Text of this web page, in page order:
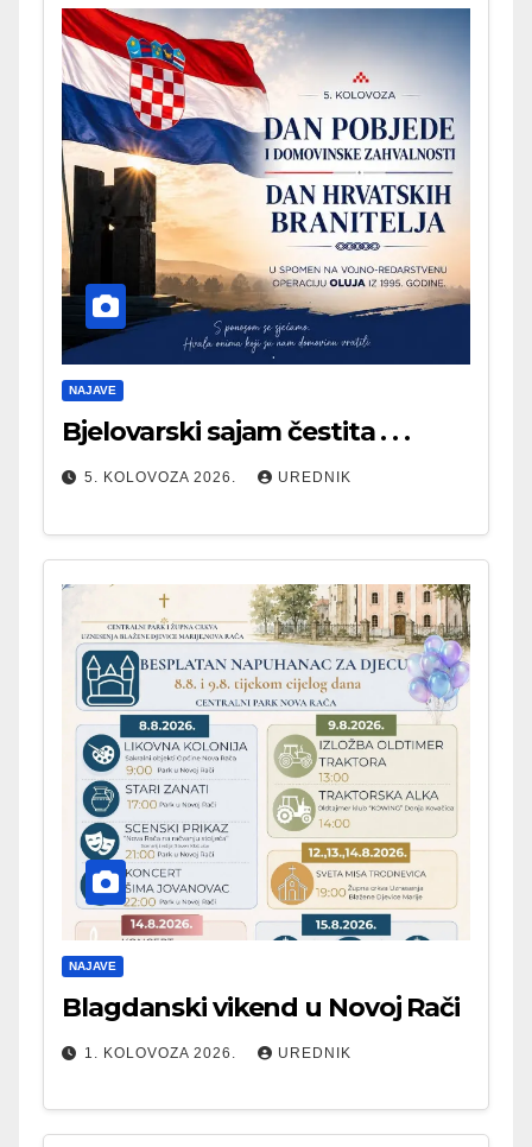
NAJAVE
Bjelovarski sajam čestita . . .
5. KOLOVOZA 2026. UREDNIK
NAJAVE
Blagdanski vikend u Novoj Rači
1. KOLOVOZA 2026. UREDNIK